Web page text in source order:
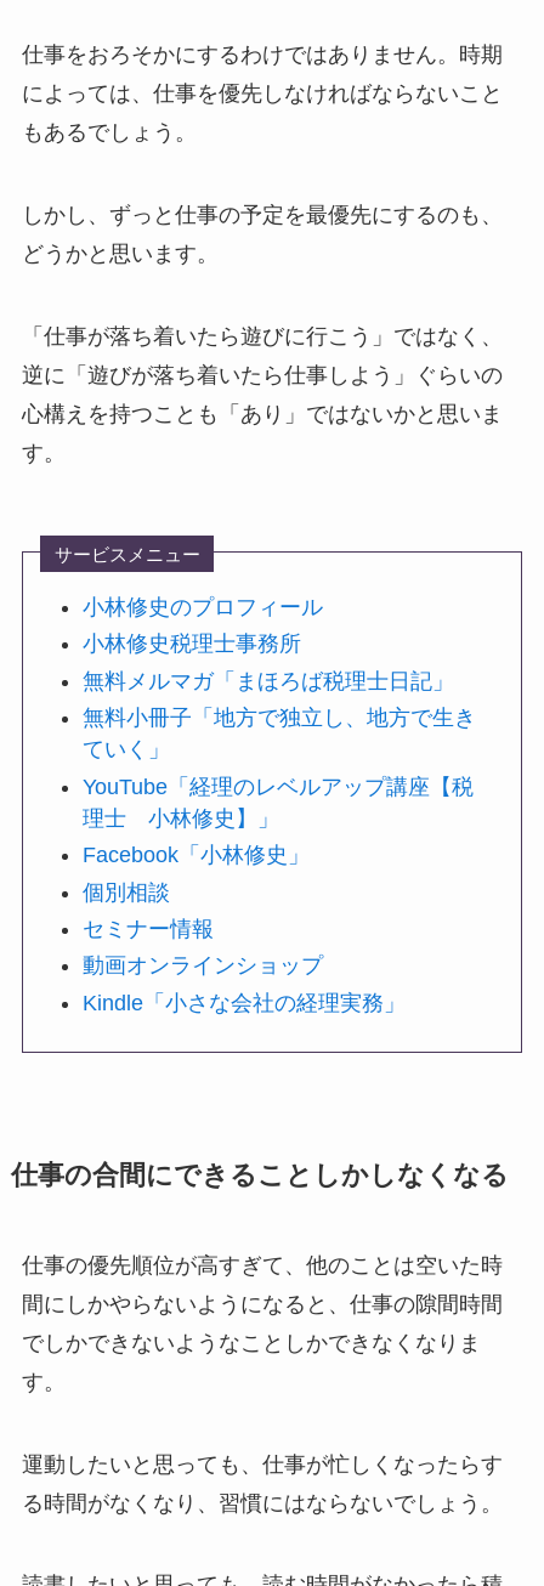
仕事をおろそかにするわけではありません。時期
によっては、仕事を優先しなければならないこと
もあるでしょう。
しかし、ずっと仕事の予定を最優先にするのも、
どうかと思います。
「仕事が落ち着いたら遊びに行こう」ではなく、
逆に「遊びが落ち着いたら仕事しよう」ぐらいの
心構えを持つことも「あり」ではないかと思いま
す。
サービスメニュー
小林修史のプロフィール
小林修史税理士事務所
無料メルマガ「まほろば税理士日記」
無料小冊子「地方で独立し、地方で生き
ていく」
YouTube「経理のレベルアップ講座【税
理士 小林修史】」
Facebook「小林修史」
個別相談
セミナー情報
動画オンラインショップ
Kindle「小さな会社の経理実務」
仕事の合間にできることしかしなくなる
仕事の優先順位が高すぎて、他のことは空いた時
間にしかやらないようになると、仕事の隙間時間
でしかできないようなことしかできなくなりま
す。
運動したいと思っても、仕事が忙しくなったらす
る時間がなくなり、習慣にはならないでしょう。